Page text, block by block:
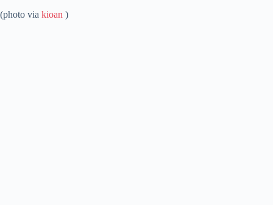
(photo via kioan )